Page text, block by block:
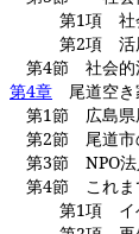
第1項 社
第2項 活
第4節 社会
第4章 尾道空き
第1節
第2節
第3節 NPO
第4節
第1項 イ